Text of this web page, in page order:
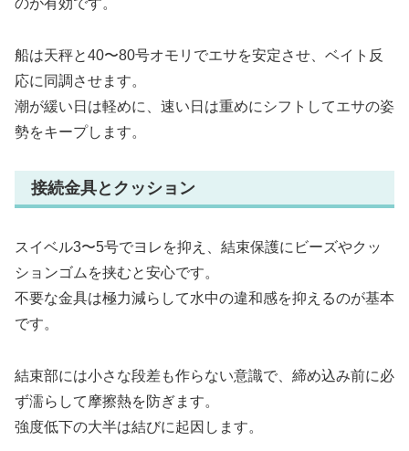
船は天秤と40〜80号オモリでエサを安定させ、ベイト反
応に同調させます。
潮が緩い日は軽めに、速い日は重めにシフトしてエサの姿
勢をキープします。
接続金具とクッション
スイベル3〜5号でヨレを抑え、結束保護にビーズやクッ
ションゴムを挟むと安心です。
不要な金具は極力減らして水中の違和感を抑えるのが基本
です。
結束部には小さな段差も作らない意識で、締め込み前に必
ず濡らして摩擦熱を防ぎます。
強度低下の大半は結びに起因します。